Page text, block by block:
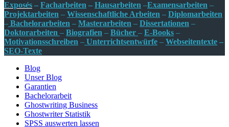
Exposés – Facharbeiten – Hausarbeiten –Examensarbeiten –
Projektarbeiten – Wissenschaftliche Arbeiten – Diplomarbeiten
– Bachelorarbeiten – Masterarbeiten – Dissertationen –
Doktorarbeiten – Biografien – Bücher – E-Books –
Motivationsschreiben – Unterrichtsentwürfe – Webseitentexte –
SEO-Texte
Blog
Unser Blog
Garantien
Bachelorarbeit
Ghostwriting Business
Ghostwriter Statistik
SPSS auswerten lassen